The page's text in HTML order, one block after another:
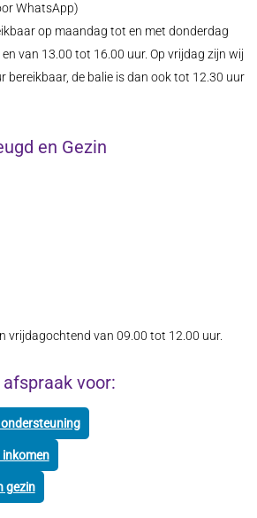
WhatsApp)
op maandag tot en met donderdag
van 13.00 tot 16.00 uur. Op vrijdag zijn wij
bereikbaar, de balie is dan ook tot 12.30 uur
en Gezin
vrijdagochtend van 09.00 tot 12.00 uur.
voor:
gezin